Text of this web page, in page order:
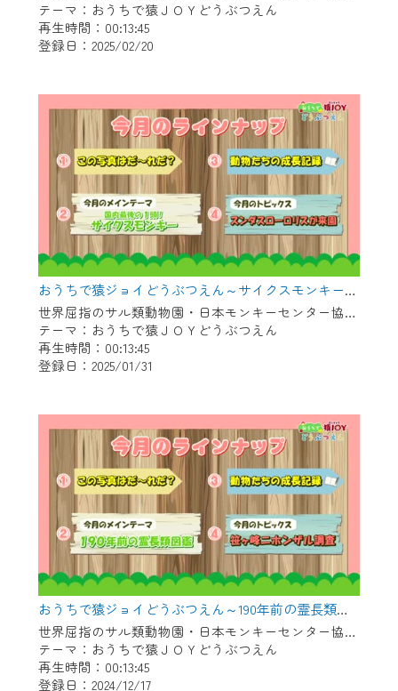
テーマ：おうちで猿ＪＯＹどうぶつえん
再生時間：00:13:45
登録日：2025/02/20
おうちで猿ジョイどうぶつえん～サイクスモンキー～（2024年12月16日初回放送）
世界屈指のサル類動物園・日本モンキーセンター協力の親子で学べる動物番組。
テーマ：おうちで猿ＪＯＹどうぶつえん
再生時間：00:13:45
登録日：2025/01/31
おうちで猿ジョイどうぶつえん～190年前の霊長類図鑑～（2024年11月16日初回放送）
世界屈指のサル類動物園・日本モンキーセンター協力の親子で学べる動物番組。
テーマ：おうちで猿ＪＯＹどうぶつえん
再生時間：00:13:45
登録日：2024/12/17